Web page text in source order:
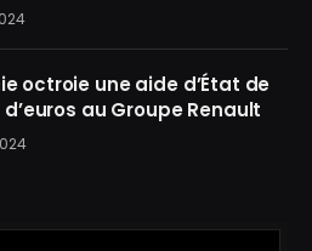
octroie une aide d’État de
d’euros au Groupe Renault